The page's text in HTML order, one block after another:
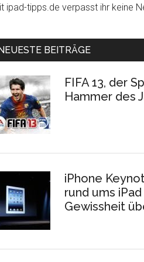
ipad-tipps.de verpasst ihr keine
BEITRÄGE
FIFA 13, der
Hammer des
iPhone
rund ums
Gewissheit